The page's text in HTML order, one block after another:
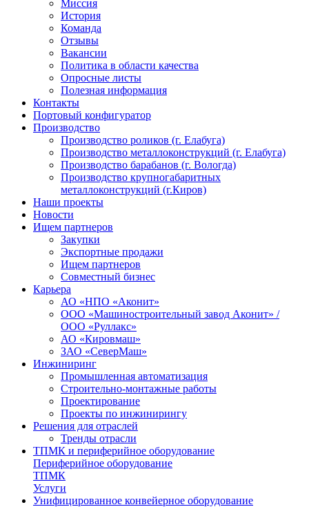
Миссия
История
Команда
Отзывы
Вакансии
Политика в области качества
Опросные листы
Полезная информация
Контакты
Портовый конфигуратор
Производство
Производство роликов (г. Елабуга)
Производство металлоконструкций (г. Елабуга)
Производство барабанов (г. Вологда)
Производство крупногабаритных
металлоконструкций (г.Киров)
Наши проекты
Новости
Ищем партнеров
Закупки
Экспортные продажи
Ищем партнеров
Совместный бизнес
Карьера
АО «НПО «Аконит»
ООО «Машиностроительный завод Аконит» /
ООО «Руллакс»
АО «Кировмаш»
ЗАО «СеверМаш»
Инжиниринг
Промышленная автоматизация
Строительно-монтажные работы
Проектирование
Проекты по инжинирингу
Решения для отраслей
Тренды отрасли
ТПМК и периферийное оборудование
Периферийное оборудование
ТПМК
Услуги
Унифицированное конвейерное оборудование